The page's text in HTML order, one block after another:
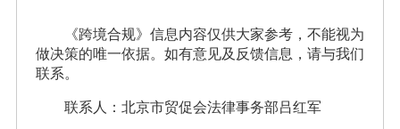
《跨境合规》信息内容仅供大家参考，不能视为
做决策的唯一依据。如有意见及反馈信息，请与我们
联系。
联系人：北京市贸促会法律事务部吕红军